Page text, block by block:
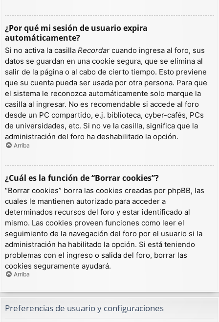
¿Por qué mi sesión de usuario expira
automáticamente?
Si no activa la casilla Recordar cuando ingresa al foro, sus
datos se guardan en una cookie segura, que se elimina al
salir de la página o al cabo de cierto tiempo. Esto previene
que su cuenta pueda ser usada por otra persona. Para que
el sistema le reconozca automáticamente solo marque la
casilla al ingresar. No es recomendable si accede al foro
desde un PC compartido, e.j. biblioteca, cyber-cafés, PCs
de universidades, etc. Si no ve la casilla, significa que la
administración del foro ha deshabilitado la opción.
Arriba
¿Cuál es la función de “Borrar cookies”?
“Borrar cookies” borra las cookies creadas por phpBB, las
cuales le mantienen autorizado para acceder a
determinados recursos del foro y estar identificado al
mismo. Las cookies proveen funciones como leer el
seguimiento de la navegación del foro por el usuario si la
administración ha habilitado la opción. Si está teniendo
problemas con el ingreso o salida del foro, borrar las
cookies seguramente ayudará.
Arriba
Preferencias de usuario y configuraciones